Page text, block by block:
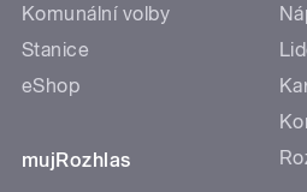
Komunální volby
Stanice
eShop
mujRozhlas